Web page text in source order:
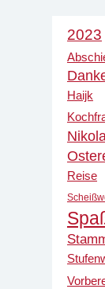
2023
Haijk
Reise